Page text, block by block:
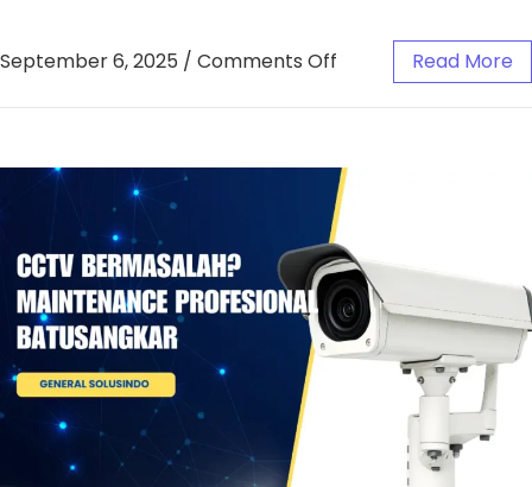
September 6, 2025 / Comments Off Read More